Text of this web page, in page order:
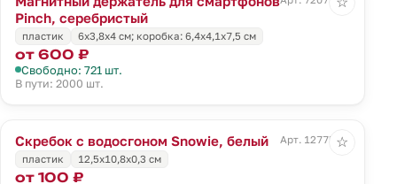
Pinch, серебристый
пластик 6х3,8х4 см; коробка: 6,4х4,1х7,5 см
от 600 ₽
Свободно: 721 шт.
В пути: 2000 шт.
Скребок с водосгоном Snowie, белый
Арт. 12775.60
пластик
12,5x10,8x0,3 см
от 100 ₽
☆